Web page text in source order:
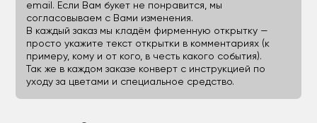
email. Если Вам букет не понравится, мы
согласовываем с Вами изменения.
В каждый заказ мы кладём фирменную открытку —
просто укажите текст открытки в комментариях (к
примеру, кому и от кого, в честь какого события).
Так же в каждом заказе конверт с инструкцией по
уходу за цветами и специальное средство.